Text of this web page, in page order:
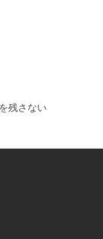
残さない